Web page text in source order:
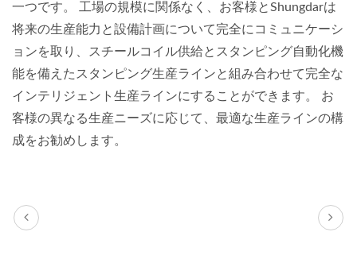
一つです。 工場の規模に関係なく、お客様とShungdarは
将来の生産能力と設備計画について完全にコミュニケーシ
ョンを取り、スチールコイル供給とスタンピング自動化機
能を備えたスタンピング生産ラインと組み合わせて完全な
インテリジェント生産ラインにすることができます。 お
客様の異なる生産ニーズに応じて、最適な生産ラインの構
成をお勧めします。